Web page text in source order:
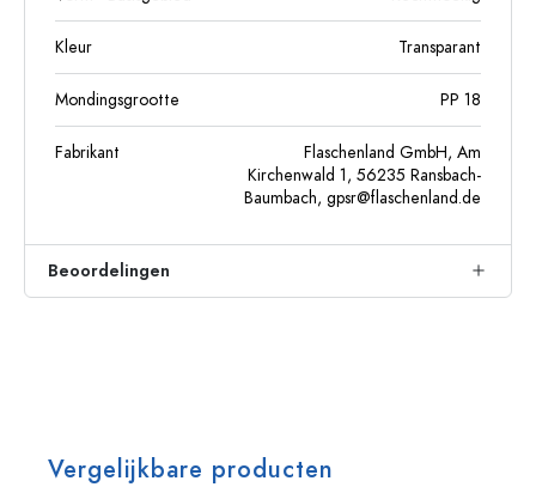
Kleur Transparant
Mondingsgrootte PP 18
Fabrikant
Flaschenland GmbH, Am
Kirchenwald 1, 56235 Ransbach-
Baumbach, gpsr@flaschenland.de
Beoordelingen
Vergelijkbare producten